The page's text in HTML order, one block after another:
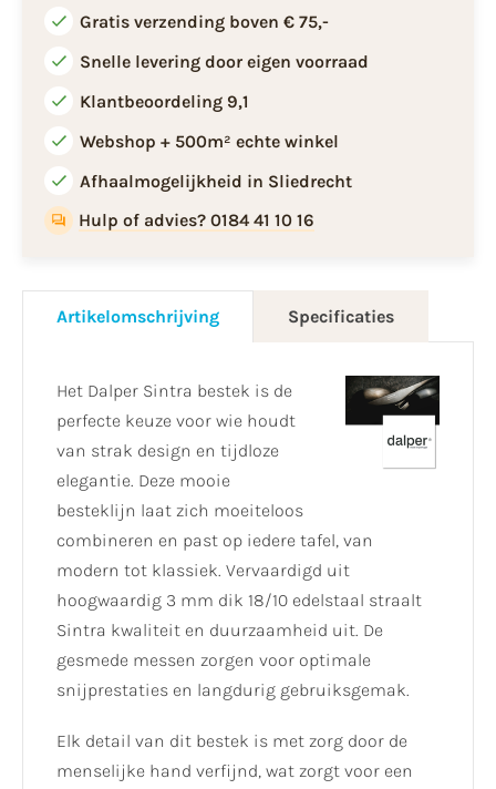
Gratis verzending boven € 75,-
Snelle levering door eigen voorraad
Klantbeoordeling 9,1
Webshop + 500m² echte winkel
Afhaalmogelijkheid in Sliedrecht
Hulp of advies? 0184 41 10 16
Artikelomschrijving Specificaties
Het Dalper Sintra bestek is de
perfecte keuze voor wie houdt
van strak design en tijdloze
elegantie. Deze mooie
besteklijn laat zich moeiteloos
combineren en past op iedere tafel, van
modern tot klassiek. Vervaardigd uit
hoogwaardig 3 mm dik 18/10 edelstaal straalt
Sintra kwaliteit en duurzaamheid uit. De
gesmede messen zorgen voor optimale
snijprestaties en langdurig gebruiksgemak.
Elk detail van dit bestek is met zorg door de
menselijke hand verfijnd, wat zorgt voor een